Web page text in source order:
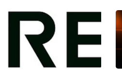
về chất lượng và độ tin
cậy của cuộc gọi thoại